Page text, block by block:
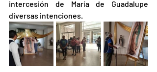
intercesión de María de Guadalupe
diversas intenciones.